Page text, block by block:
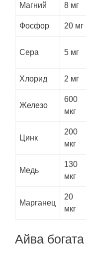
Магний 8 мг
Фосфор 20 мг
Сера 5 мг
Хлорид 2 мг
Железо
600
мкг
Цинк
200
мкг
Медь
130
мкг
Марганец
20
мкг
Айва